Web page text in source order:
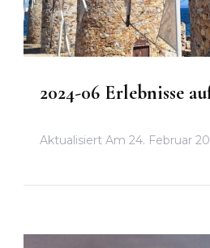
2024-06 Erlebnisse
Aktualisiert Am 24. Februar